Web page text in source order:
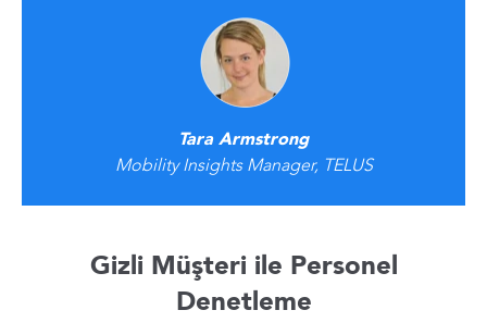
Tara Armstrong
Mobility Insights Manager, TELUS
Gizli Müşteri ile Personel
Denetleme